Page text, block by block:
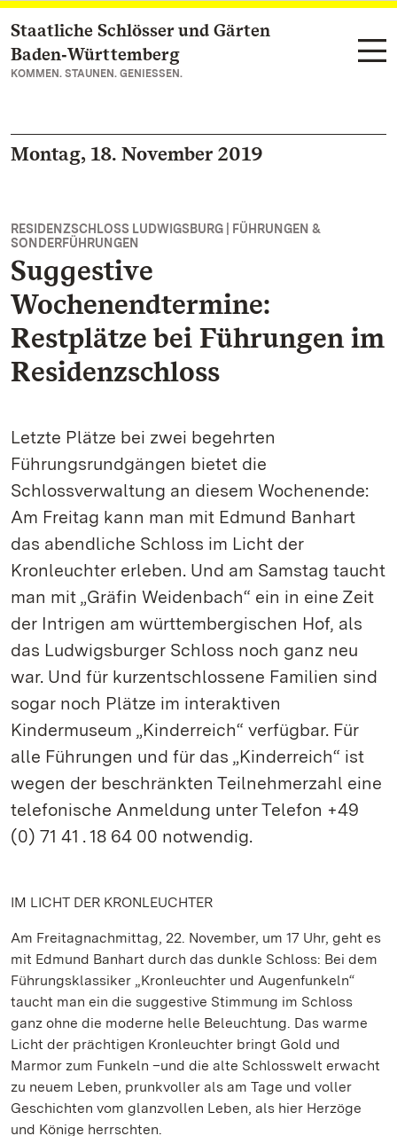
Zum Hauptinhalt springen
Staatliche Schlösser und Gärten
Baden‑Württemberg
KOMMEN. STAUNEN. GENIESSEN.
Montag, 18. November 2019
RESIDENZSCHLOSS LUDWIGSBURG | FÜHRUNGEN &
SONDERFÜHRUNGEN
Suggestive
Wochenendtermine:
Restplätze bei Führungen im
Residenzschloss
Letzte Plätze bei zwei begehrten
Führungsrundgängen bietet die
Schlossverwaltung an diesem Wochenende:
Am Freitag kann man mit Edmund Banhart
das abendliche Schloss im Licht der
Kronleuchter erleben. Und am Samstag taucht
man mit „Gräfin Weidenbach“ ein in eine Zeit
der Intrigen am württembergischen Hof, als
das Ludwigsburger Schloss noch ganz neu
war. Und für kurzentschlossene Familien sind
sogar noch Plätze im interaktiven
Kindermuseum „Kinderreich“ verfügbar. Für
alle Führungen und für das „Kinderreich“ ist
wegen der beschränkten Teilnehmerzahl eine
telefonische Anmeldung unter Telefon +49
(0) 71 41 . 18 64 00 notwendig.
IM LICHT DER KRONLEUCHTER
Am Freitagnachmittag, 22. November, um 17 Uhr, geht es
mit Edmund Banhart durch das dunkle Schloss: Bei dem
Führungsklassiker „Kronleuchter und Augenfunkeln“
taucht man ein die suggestive Stimmung im Schloss
ganz ohne die moderne helle Beleuchtung. Das warme
Licht der prächtigen Kronleuchter bringt Gold und
Marmor zum Funkeln –und die alte Schlosswelt erwacht
zu neuem Leben, prunkvoller als am Tage und voller
Geschichten vom glanzvollen Leben, als hier Herzöge
und Könige herrschten.